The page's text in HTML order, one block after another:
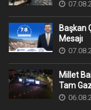
Başkan
Mesajı
Millet
Tam